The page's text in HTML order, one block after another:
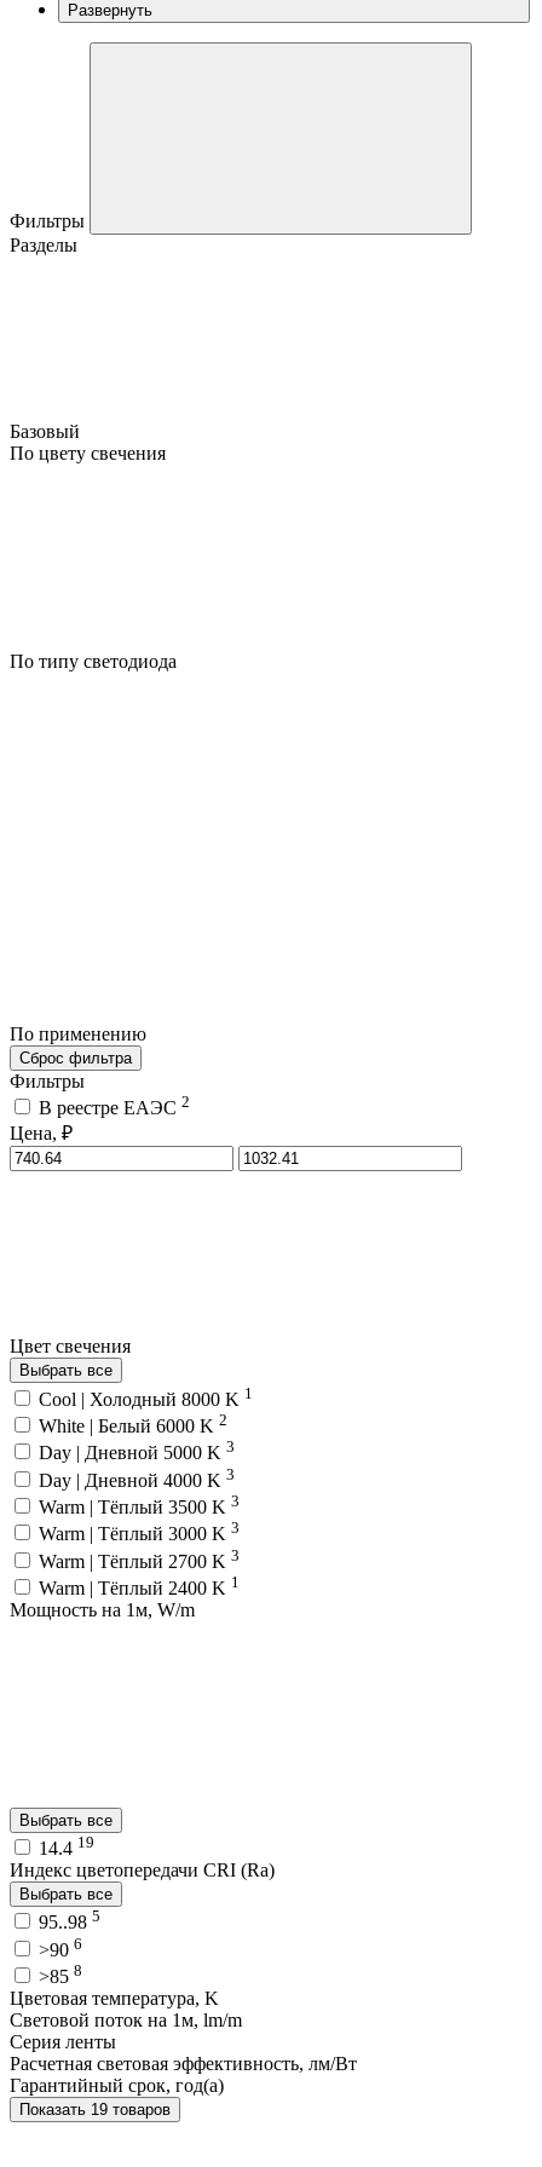
Развернуть
Фильтры
Разделы
Базовый
По цвету свечения
По типу светодиода
По применению
Сброс фильтра
Фильтры
В реестре ЕАЭС 2
Цена, ₽
Цвет свечения
Выбрать все
Cool | Холодный 8000 K 1
White | Белый 6000 K 2
Day | Дневной 5000 K 3
Day | Дневной 4000 K 3
Warm | Тёплый 3500 K 3
Warm | Тёплый 3000 K 3
Warm | Тёплый 2700 K 3
Warm | Тёплый 2400 K 1
Мощность на 1м, W/m
Выбрать все
14.4 19
Индекс цветопередачи CRI (Ra)
Выбрать все
95..98 5
>90 6
>85 8
Цветовая температура, K
Световой поток на 1м, lm/m
Серия ленты
Расчетная световая эффективность, лм/Вт
Гарантийный срок, год(а)
Показать 19 товаров